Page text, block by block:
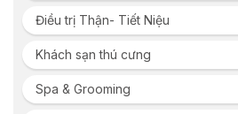
Điều trị Thận- Tiết Niệu
Khách sạn thú cưng
Spa & Grooming